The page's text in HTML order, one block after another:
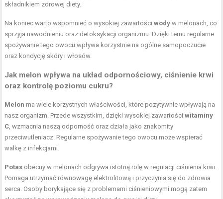
składnikiem zdrowej diety.
Na koniec warto wspomnieć o wysokiej zawartościwody w melonach, co
sprzyja nawodnieniu oraz detoksykacji organizmu. Dzięki temu regularne
spożywanie tego owocu wpływa korzystnie na ogólne samopoczucie
oraz kondycję skóry i włosów.
Jak melon wpływa na układ odpornościowy, ciśnienie krwi
oraz kontrolę poziomu cukru?
Melon ma wiele korzystnych właściwości, które pozytywnie wpływają na
nasz organizm. Przede wszystkim, dzięki wysokiej zawartościwitaminy
C, wzmacnia naszą odporność oraz działa jako znakomity
przeciwutleniacz. Regularne spożywanie tego owocu może wspierać
walkę z infekcjami.
Potas obecny w melonach odgrywa istotną rolę w regulacji ciśnienia krwi.
Pomaga utrzymać równowagę elektrolitową i przyczynia się do zdrowia
serca. Osoby borykające się z problemami ciśnieniowymi mogą zatem